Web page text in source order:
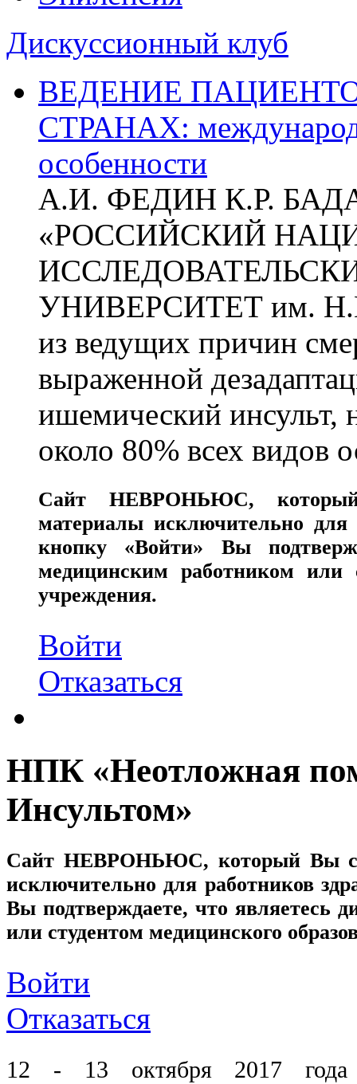
Дискуссионный клуб
ВЕДЕНИЕ
СТРАНАХ:
особенности
А.И. ФЕДИН К.Р.
«РОССИЙСКИЙ
УНИВЕРСИТЕТ им.
из ведущих причин
выраженной
ишемический инсульт,
около 80% всех видов
СайтНЕВРОНЬЮС,
материалы исключительно для
кнопку «Войти» Вы
медицинским работником или
учреждения.
Войти
Отказаться
НПК «Неотложная
Инсультом»
Сайт НЕВРОНЬЮС, который Вы
исключительно для работников
Вы подтверждаете, что являетесь
или студентом медицинского
Войти
Отказаться
12 - 13 октября 2017 года